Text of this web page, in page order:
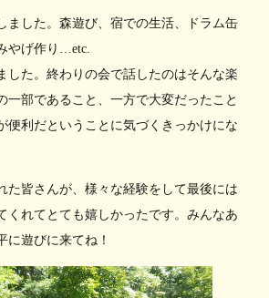
ました。森遊び、宿での生活、ドラム缶
やげ作り…etc.
した。終わりの会で話したのはそんな楽
一部であること、一方で大変だったこと
便利だということに気づくきっかけにな
た皆さんが、様々な経験をして最後には
くれてとても嬉しかったです。みんなあ
に遊びに来てね！